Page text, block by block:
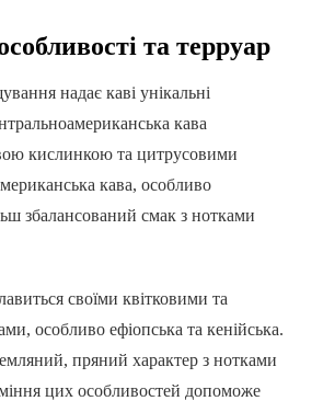
та терруар
надає каві унікальні
кава
кислинкою та цитрусовими
кава, особливо
збалансований смак з нотками
своїми квітковими та
особливо ефіопська та кенійська.
пряний характер з нотками
цих особливостей допоможе